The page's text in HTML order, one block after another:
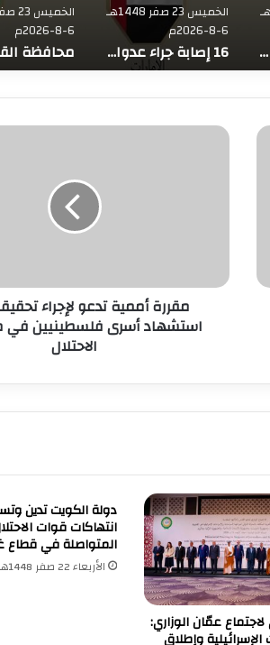
صفر 1448هـ
73,382 شهيدا منذ بدء حرب الإبادة على قطاع غزة
الخميس 23 صفر 1448هـ
6-8-2026م
16 إصابة جراء عدوان الاحتلال على قلنديا وكفر عقب
6-8-2026م
م
ي
و
إ
ا
ء
ت
ح
ق
ي
ق
ا
ت
مقررة أممية تدعو لإجراء
استشهاد أسرى فلسطينيين في
الاحتلال
لاجتماع عمّان الوزاري:
وإطلاق
دولة الكويت تدين
انتهاكات قوات
المتواصلة في قطاع
الأربعاء 22 صفر 1448هـ 5-8-2026م